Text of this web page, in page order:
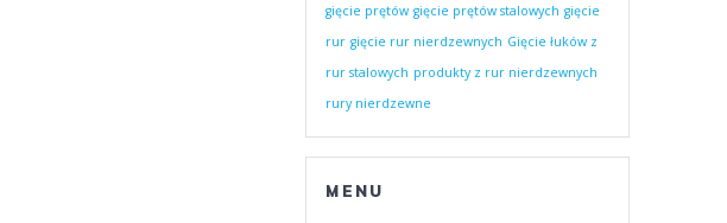
gięcie prętów gięcie prętów stalowych gięcie
rur gięcie rur nierdzewnych Gięcie łuków z
rur stalowych produkty z rur nierdzewnych
rury nierdzewne
MENU